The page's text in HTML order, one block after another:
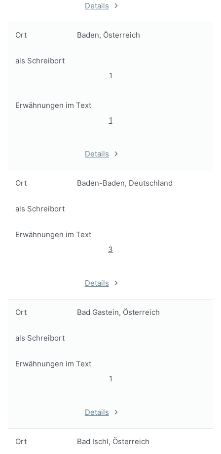
Details
Ort Baden, Österreich
als Schreibort
1
Erwähnungen im Text
1
Details
Ort Baden-Baden, Deutschland
als Schreibort
Erwähnungen im Text
3
Details
Ort Bad Gastein, Österreich
als Schreibort
Erwähnungen im Text
1
Details
Ort Bad Ischl, Österreich